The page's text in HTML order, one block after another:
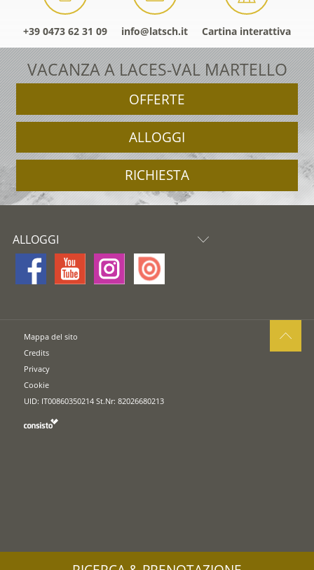
+39 0473 62 31 09 info@latsch.it Cartina interattiva
VACANZA A LACES-VAL MARTELLO
OFFERTE
ALLOGGI
RICHIESTA
ALLOGGI
Mappa del sito
Credits
Privacy
Cookie
UID: IT00860350214 St.Nr: 82026680213